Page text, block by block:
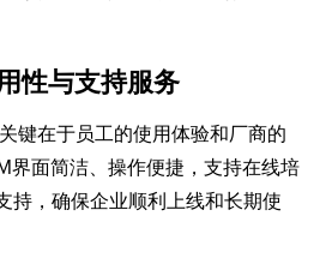
性与支持服务
键在于员工的使用体验和厂商的
界面简洁、操作便捷，支持在线培
持，确保企业顺利上线和长期使